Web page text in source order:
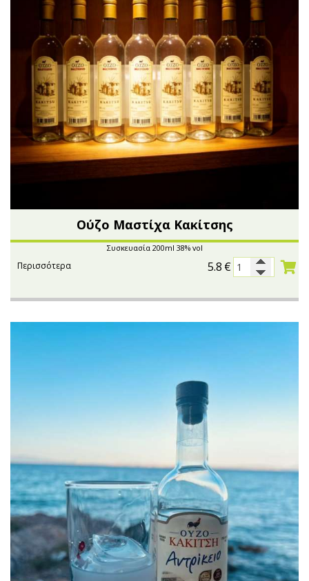
Ούζο Μαστίχα Κακίτσης
Συσκευασία 200ml 38% vol
5.8 €
Περισσότερα